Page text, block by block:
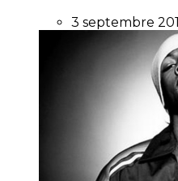
3 septembre